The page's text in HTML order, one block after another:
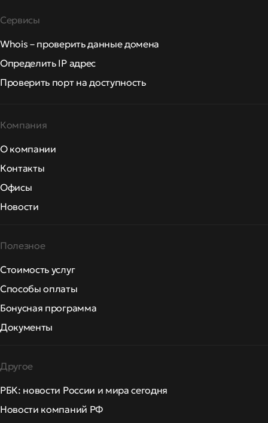
Сервисы
Whois – проверить данные домена
Определить IP адрес
Проверить порт на доступность
Компания
О компании
Контакты
Офисы
Новости
Полезное
Стоимость услуг
Способы оплаты
Бонусная программа
Документы
Другое
РБК: новости России и мира сегодня
Новости компаний РФ